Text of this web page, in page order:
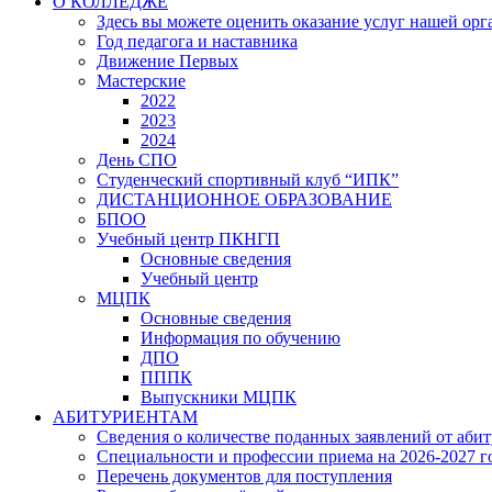
Здесь вы можете оценить оказание услуг нашей
Год педагога и наставника
Движение Первых
Мастерские
2022
2023
2024
День СПО
Студенческий спортивный клуб “ИПК”
ДИСТАНЦИОННОЕ ОБРАЗОВАНИЕ
БПОО
Учебный центр ПКНГП
Основные сведения
Учебный центр
МЦПК
Основные сведения
Информация по обучению
ДПО
ПППК
Выпускники МЦПК
АБИТУРИЕНТАМ
Сведения о количестве поданных заявлений от
Специальности и профессии приема на 2026-2027
Перечень документов для поступления